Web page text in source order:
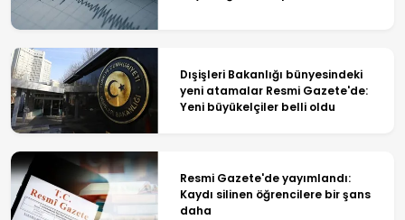
Dışişleri Bakanlığı bünyesindeki
yeni atamalar Resmi Gazete'de:
Yeni büyükelçiler belli oldu
Resmi Gazete'de yayımlandı:
Kaydı silinen öğrencilere bir şans
daha